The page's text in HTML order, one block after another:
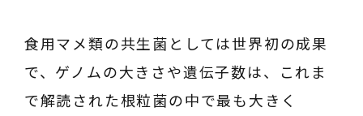
食用マメ類の共生菌としては世界初の成果
で、ゲノムの大きさや遺伝子数は、これま
で解読された根粒菌の中で最も大きく